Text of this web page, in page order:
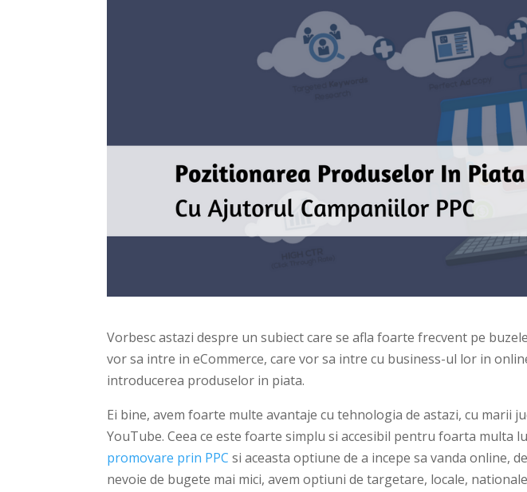
Vorbesc astazi despre un subiect care se afla foarte frecvent pe
vor sa intre in eCommerce, care vor sa intre cu business-ul lor in
introducerea produselor in piata.
Ei bine, avem foarte multe avantaje cu tehnologia de astazi, cu marii
YouTube. Ceea ce este foarte simplu si accesibil pentru foarta multa
promovare prin PPC si aceasta optiune de a incepe sa vanda online,
nevoie de bugete mai mici, avem optiuni de targetare, locale,